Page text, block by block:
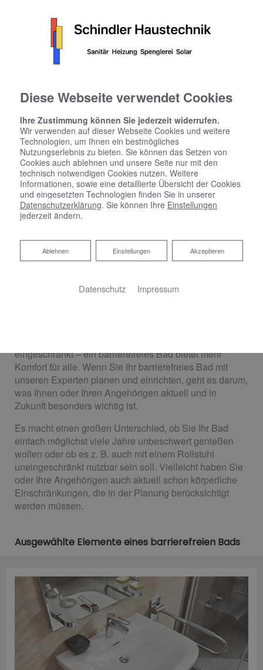
Barrierefreies Bad von Schindler
eingeschränkt – ein barrierefreies Bad bietet mehr
Komfort für alle. Wenn Sie Ihr barrierefreies Bad mit
unseren Experten planen und einrichten, geht es darum,
was Ihnen oder Ihren Angehörigen aktuell und in
Zukunft besonders wichtig ist.
Es macht einen großen Unterschied, ob Sie Ihr Bad
einfach möglichst viele Jahre unbeschwert genießen
wollen oder ob es z. B. auch mit einem Rollstuhl
uneingeschränkt nutzbar sein soll. Vielleicht haben Sie
oder Ihre Angehörigen auch aktuell schon körperliche
Einschränkungen, die in der Planung berücksichtigt
werden müssen.
Ausgewählte Elemente eines barrierefreien Bads
Diese Webseite verwendet Cookies
Ihre Zustimmung können Sie jederzeit widerrufen.
Wir verwenden auf dieser Webseite Cookies und weitere
Technologien, um Ihnen ein bestmögliches
Nutzungserlebnis zu bieten. Sie können das Setzen von
Cookies auch ablehnen und unsere Seite nur mit den
technisch notwendigen Cookies nutzen. Weitere
Informationen, sowie eine detaillierte Übersicht der Cookies
und eingesetzten Technologien finden Sie in unserer
Datenschutzerklärung. Sie können Ihre Einstellungen
jederzeit ändern.
Akzeptieren
Einstellungen
Ablehnen
Ablehnen
Datenschutz Impressum